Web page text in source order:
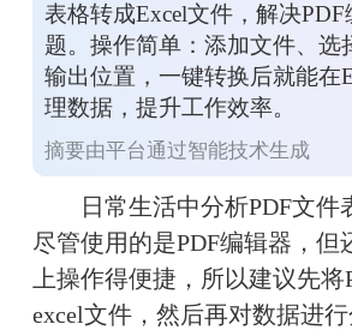
表格转成Excel文件，解决PDF
题。操作简单：添加文件、选
输出位置，一键转换后就能在
理数据，提升工作效率。
摘要由平台通过智能技术生成
日常生活中分析PDF文件
尽管使用的是PDF编辑器，但
上操作得便捷，所以建议先将
excel文件，然后再对数据进行